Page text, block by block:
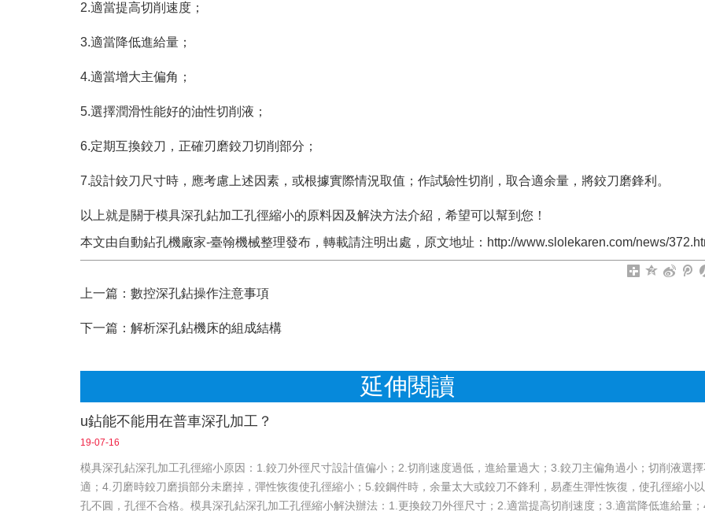
2.適當提高切削速度；
3.適當降低進給量；
4.適當增大主偏角；
5.選擇潤滑性能好的油性切削液；
6.定期互換鉸刀，正確刃磨鉸刀切削部分；
7.設計鉸刀尺寸時，應考慮上述因素，或根據實際情況取值；作試驗性切削，取合適余量，將鉸刀磨鋒利。
以上就是關于模具深孔鉆加工孔徑縮小的原料因及解決方法介紹，希望可以幫到您！
本文由自動鉆孔機廠家-臺翰機械整理發布，轉載請注明出處，原文地址：http://www.slolekaren.com/news/
上一篇： 數控深孔鉆操作注意事項
下一篇： 解析深孔鉆機床的組成結構
延伸閱讀
u鉆能不能用在普車深孔加工？
19-07-16
模具深孔鉆深孔加工孔徑縮小原因：1.鉸刀外徑尺寸設計值偏小；2.切削速度過低，進給量過大；3.鉸刀主偏角過小；切削液選
適；4.刃磨時鉸刀磨損部分未磨掉，彈性恢復使孔徑縮小；5.鉸鋼件時，余量太大或鉸刀不鋒利，易產生彈性恢復，使孔徑縮小
孔不圓，孔徑不合格。模具深孔鉆深孔加工孔徑縮小解決辦法：1.更換鉸刀外徑尺寸；2.適當提高切削速度；3.適當降低進給量